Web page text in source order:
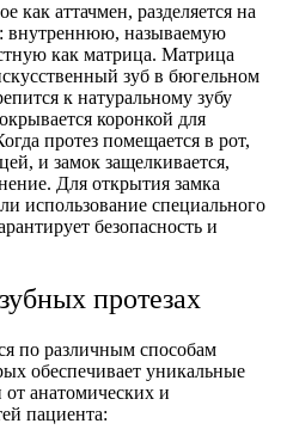
как аттачмен, разделяется на
внутреннюю, называемую
как матрица. Матрица
зуб в бюгельном
к натуральному зубу
коронкой для
протез помещается в рот,
и замок защелкивается,
Для открытия замка
использование специального
безопасность и
протезах
по различным способам
обеспечивает уникальные
анатомических и
пациента: